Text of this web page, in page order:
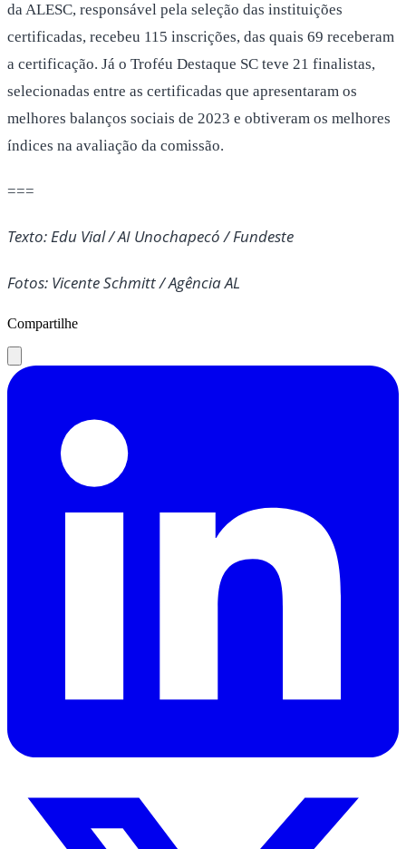
da ALESC, responsável pela seleção das instituições
certificadas, recebeu 115 inscrições, das quais 69 receberam
a certificação. Já o Troféu Destaque SC teve 21 finalistas,
selecionadas entre as certificadas que apresentaram os
melhores balanços sociais de 2023 e obtiveram os melhores
índices na avaliação da comissão.
===
Texto: Edu Vial / AI Unochapecó / Fundeste
Fotos: Vicente Schmitt / Agência AL
Compartilhe